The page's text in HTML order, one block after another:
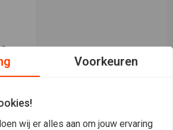
Voorkeuren
wij er alles aan om jouw ervaring